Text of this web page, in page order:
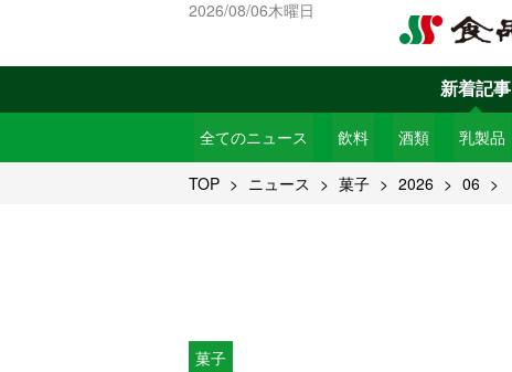
2026/08/06木曜日
新着記事
全てのニュース 飲料 酒類 乳製品
TOP ニュース 菓子 2026 06
菓子